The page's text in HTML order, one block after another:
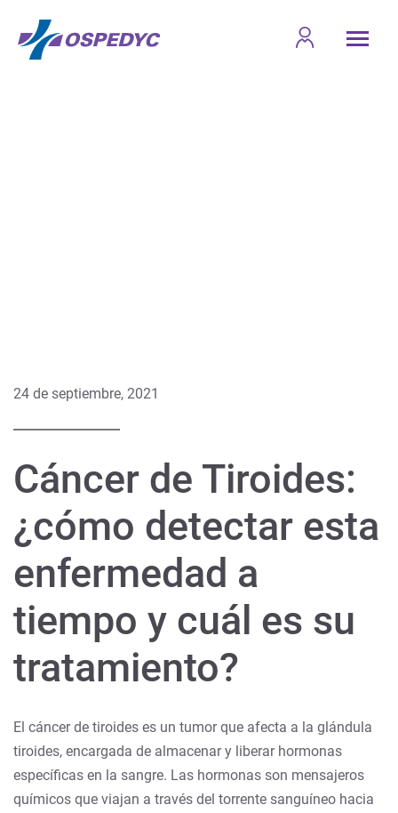
24 de septiembre, 2021
Cáncer de Tiroides:
¿cómo detectar esta
enfermedad a
tiempo y cuál es su
tratamiento?
El cáncer de tiroides es un tumor que afecta a la glándula
tiroides, encargada de almacenar y liberar hormonas
específicas en la sangre. Las hormonas son mensajeros
químicos que viajan a través del torrente sanguíneo hacia